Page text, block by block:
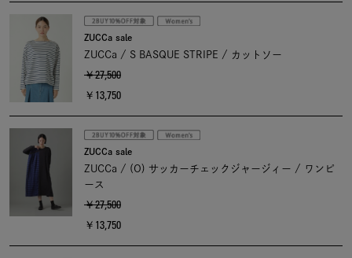
ZUCCa sale
ZUCCa / S BASQUE STRIPE / カットソー
￥27,500
￥13,750
ZUCCa sale
ZUCCa / (O) サッカーチェックジャージィー / ワンピ
ース
￥27,500
￥13,750